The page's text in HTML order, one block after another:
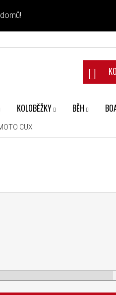
KOLOBĚŽKY BĚH
CUX